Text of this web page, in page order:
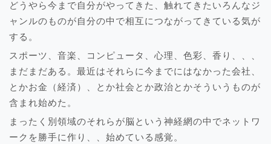
どうやら今まで自分がやってきた、触れてきたいろんなジ
ャンルのものが自分の中で相互につながってきている気が
する。
スポーツ、音楽、コンピュータ、心理、色彩、香り、、、
まだまだある。最近はそれらに今までにはなかった会社、
とかお金（経済）、とか社会とか政治とかそういうものが
含まれ始めた。
まったく別領域のそれらが脳という神経網の中でネットワ
ークを勝手に作り、、始めている感覚。